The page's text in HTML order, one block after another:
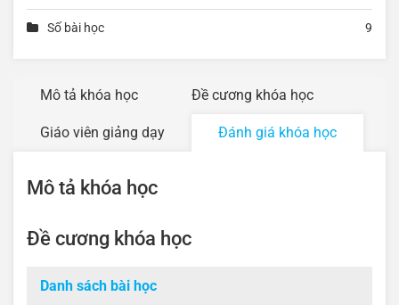
Số bài học 9
Mô tả khóa học Đề cương khóa học
Giáo viên giảng dạy Đánh giá khóa học
Mô tả khóa học
Đề cương khóa học
Danh sách bài học